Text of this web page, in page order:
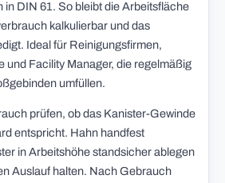
in DIN 61. So bleibt die Arbeitsfläche
kalkulierbar und das
Ideal für Reinigungsfirmen,
und Facility Manager, die regelmäßig
umfüllen.
prüfen, ob das Kanister-Gewinde
entspricht. Hahn handfest
in Arbeitshöhe standsicher ablegen
Auslauf halten. Nach Gebrauch